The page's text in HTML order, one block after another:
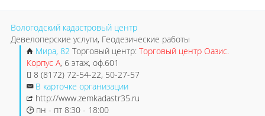
Вологодский кадастровый центр
Девелоперские услуги, Геодезические работы
Мира, 82 Торговый центр: Торговый центр Оазис.
Корпус А, 6 этаж, оф.601
8 (8172) 72-54-22, 50-27-57
В карточке организации
http://www.zemkadastr35.ru
пн - пт 8:30 - 18:00